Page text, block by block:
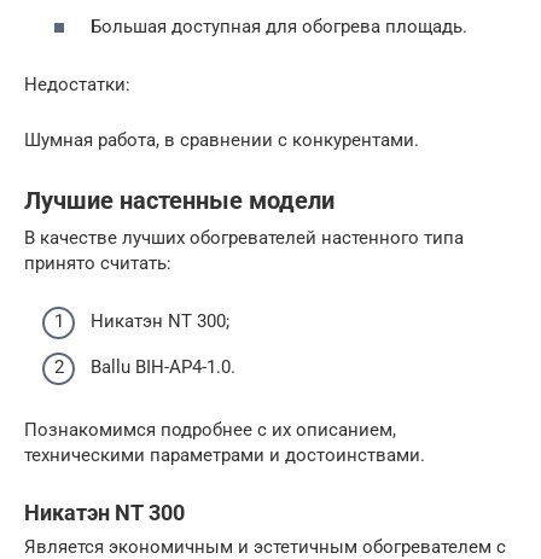
Большая доступная для обогрева площадь.
Недостатки:
Шумная работа, в сравнении с конкурентами.
Лучшие настенные модели
В качестве лучших обогревателей настенного типа
принято считать:
Никатэн NT 300;
Ballu BIH-AP4-1.0.
Познакомимся подробнее с их описанием,
техническими параметрами и достоинствами.
Никатэн NT 300
Является экономичным и эстетичным обогревателем с